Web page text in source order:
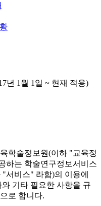
년 1월 1일 ~ 현재 적용)
학술정보원(이하 "교육정
하는 학술연구정보서비스
서비스" 라함)의 이용에
기타 필요한 사항을 규
로 합니다.